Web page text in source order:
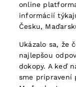
online
informácií
Česku,
Ukázalo sa, že
najlepšou
dokopy. A keď
sme pripravení